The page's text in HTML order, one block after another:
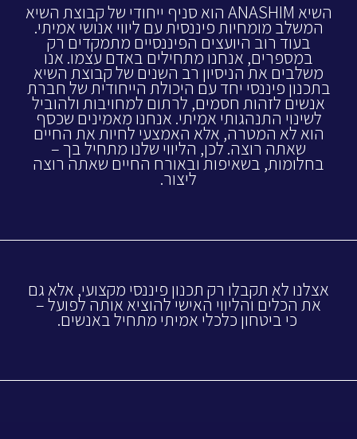
השיא ANASHIM הוא סניף ייחודי של קבוצת השיא
המשלב מומחיות פיננסית עם ליווי אנושי אמיתי.
בעוד רוב היועצים הפיננסיים מתמקדים רק
במספרים, אנחנו מתחילים באדם עצמו. אנו
משלבים את הניסיון רב השנים של קבוצת השיא
בתכנון פיננסי יחד עם היכולת הייחודית של חברת
אנשים לזהות חסמים, לרתום למחויבות ולהוביל
לשינוי התנהגותי אמיתי. אנחנו מאמינים שכסף
הוא לא המטרה, אלא האמצעי לחיות את החיים
שאתה רוצה. לכן, הליווי שלנו מתחיל בך –
בחלומות, בשאיפות ובאורח החיים שאתה רוצה
ליצור.
אצלנו לא תקבלו רק תכנון פיננסי מקצועי, אלא גם
את הכלים והליווי האישי להוציא אותה לפועל –
כי ביטחון כלכלי אמיתי מתחיל באנשים.